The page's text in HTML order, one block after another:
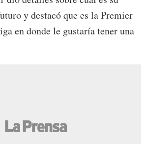
y destacó que es la Premier
en donde le gustaría tener una